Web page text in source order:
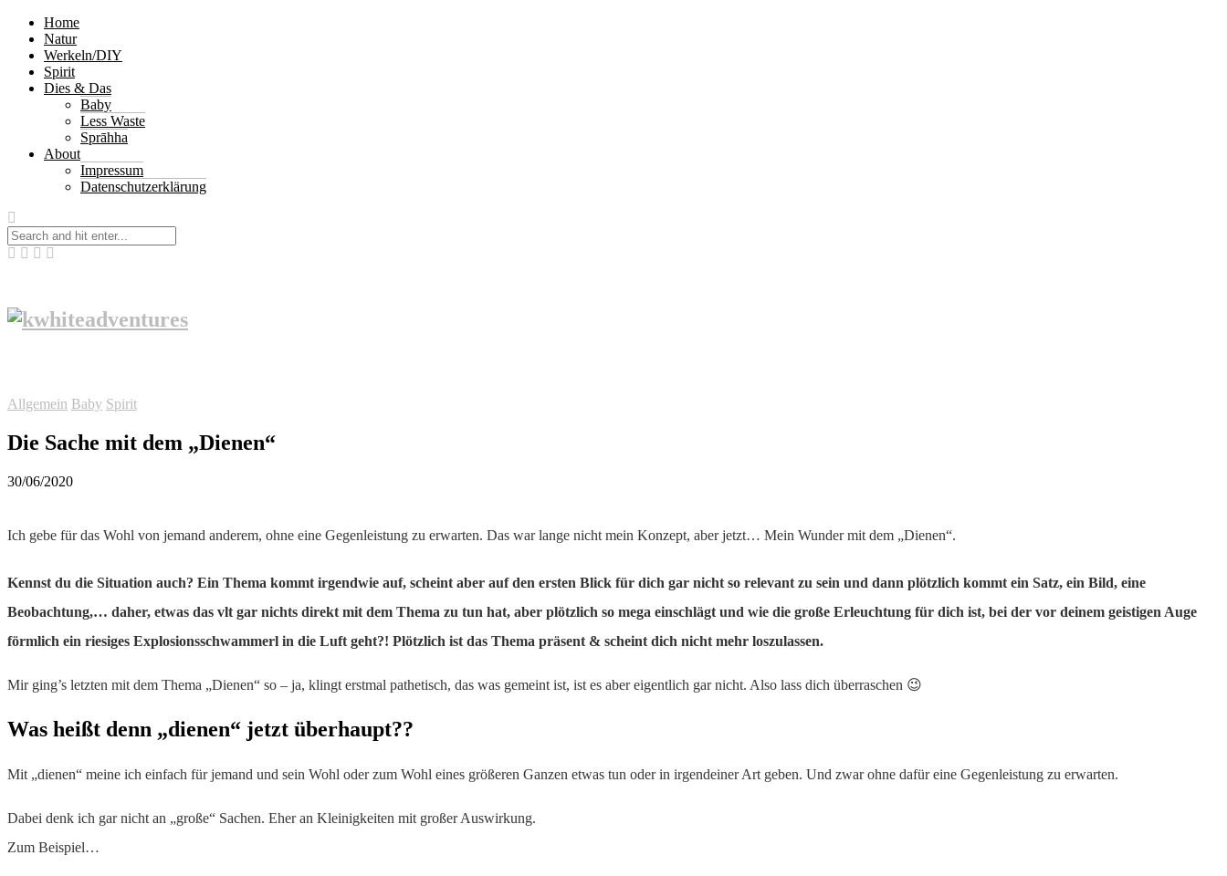
Home
Natur
Werkeln/DIY
Spirit
Dies & Das
Baby
Less Waste
Sprāhha
About
Impressum
Datenschutzerklärung
Allgemein Baby Spirit
Die Sache mit dem „Dienen“
30/06/2020
Ich gebe für das Wohl von jemand anderem, ohne eine Gegenleistung zu erwarten. Das war lange nicht mein Konzept, aber jetzt… Mein Wunder mit dem „Dienen“.
Kennst du die Situation auch? Ein Thema kommt irgendwie auf, scheint aber auf den ersten Blick für dich gar nicht so relevant zu sein und dann plötzlich kommt ein Satz, ein Bild, eine
Beobachtung,… daher, etwas das vlt gar nichts direkt mit dem Thema zu tun hat, aber plötzlich so mega einschlägt und wie die große Erleuchtung für dich ist, bei der vor deinem geistigen Auge
förmlich ein riesiges Explosionsschwammerl in die Luft geht?! Plötzlich ist das Thema präsent & scheint dich nicht mehr loszulassen.
Mir ging’s letzten mit dem Thema „Dienen“ so – ja, klingt erstmal pathetisch, das was gemeint ist, ist es aber eigentlich gar nicht. Also lass dich überraschen 😉
Was heißt denn „dienen“ jetzt überhaupt??
Mit „dienen“ meine ich einfach für jemand und sein Wohl oder zum Wohl eines größeren Ganzen etwas tun oder in irgendeiner Art geben. Und zwar ohne dafür eine Gegenleistung zu erwarten.
Dabei denk ich gar nicht an „große“ Sachen. Eher an Kleinigkeiten mit großer Auswirkung.
Zum Beispiel…